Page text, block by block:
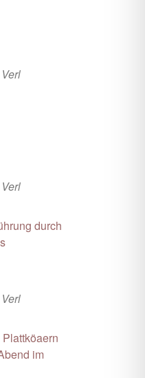
durch
Plattköaern
im